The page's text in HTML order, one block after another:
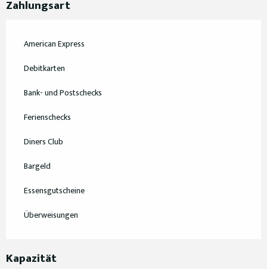
Zahlungsart
American Express
Debitkarten
Bank- und Postschecks
Ferienschecks
Diners Club
Bargeld
Essensgutscheine
Überweisungen
Kapazität